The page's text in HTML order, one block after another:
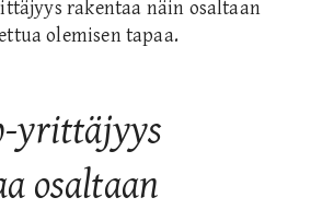
rakentaa näin osaltaan
olemisen tapaa.
yrittäjyys
osaltaan